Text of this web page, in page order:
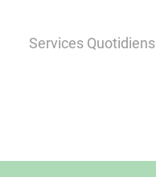
Services Quotidiens